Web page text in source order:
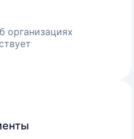
организациях